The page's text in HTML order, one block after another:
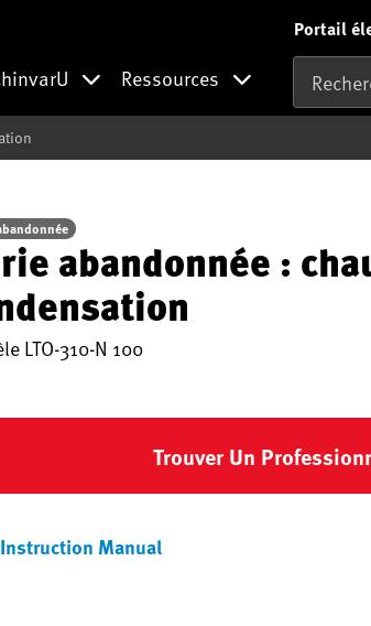
Portail
Ressources
abandonnée :
LTO-310-N 100
Trouver Un
Instruction Manual